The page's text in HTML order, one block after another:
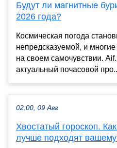
Будут ли магнитные
2026 года?
Космическая погода
непредсказуемой, и
на своем самочувствии.
актуальный почасовой
02:00, 09 Авг
Хвостатый гороскоп.
лучше подходят вашему